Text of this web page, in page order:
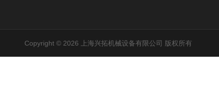
Copyright © 2026 上海兴拓机械设备有限公司 版权所有